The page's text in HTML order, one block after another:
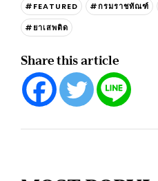
#FEATURED #กรมราชทัณฑ์
#ยาเสพติด
Share this article